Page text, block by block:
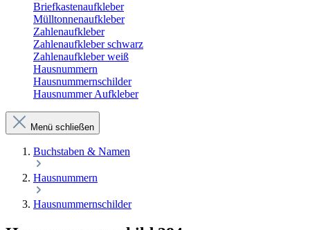
Briefkastenaufkleber
Mülltonnenaufkleber
Zahlenaufkleber
Zahlenaufkleber schwarz
Zahlenaufkleber weiß
Hausnummern
Hausnummernschilder
Hausnummer Aufkleber
Menü schließen
Buchstaben & Namen
Hausnummern
Hausnummernschilder